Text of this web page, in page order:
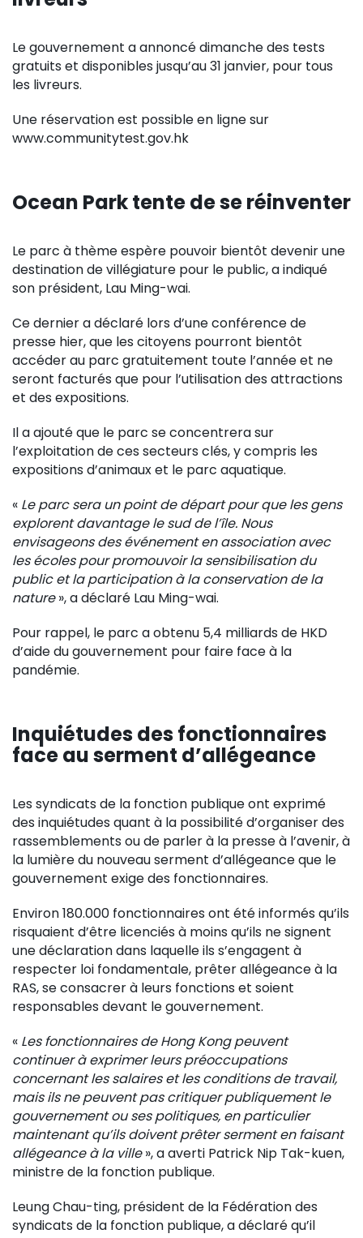
Le gouvernement a annoncé dimanche des tests
gratuits et disponibles jusqu’au 31 janvier, pour tous
les livreurs.
Une réservation est possible en ligne sur
www.communitytest.gov.hk
Ocean Park tente de se réinventer
Le parc à thème espère pouvoir bientôt devenir une
destination de villégiature pour le public, a indiqué
son président, Lau Ming-wai.
Ce dernier a déclaré lors d’une conférence de
presse hier, que les citoyens pourront bientôt
accéder au parc gratuitement toute l’année et ne
seront facturés que pour l’utilisation des attractions
et des expositions.
Il a ajouté que le parc se concentrera sur
l’exploitation de ces secteurs clés, y compris les
expositions d’animaux et le parc aquatique.
« Le parc sera un point de départ pour que les gens
explorent davantage le sud de l’île. Nous
envisageons des événement en association avec
les écoles pour promouvoir la sensibilisation du
public et la participation à la conservation de la
nature», a déclaré Lau Ming-wai.
Pour rappel, le parc a obtenu 5,4 milliards de HKD
d’aide du gouvernement pour faire face à la
pandémie.
Inquiétudes des fonctionnaires
face au serment d’allégeance
Les syndicats de la fonction publique ont exprimé
des inquiétudes quant à la possibilité d’organiser des
rassemblements ou de parler à la presse à l’avenir, à
la lumière du nouveau serment d’allégeance que le
gouvernement exige des fonctionnaires.
Environ 180.000 fonctionnaires ont été informés qu’ils
risquaient d’être licenciés à moins qu’ils ne signent
une déclaration dans laquelle ils s’engagent à
respecter loi fondamentale, prêter allégeance à la
RAS, se consacrer à leurs fonctions et soient
responsables devant le gouvernement.
« Les fonctionnaires de Hong Kong peuvent
continuer à exprimer leurs préoccupations
concernant les salaires et les conditions de travail,
mais ils ne peuvent pas critiquer publiquement le
gouvernement ou ses politiques, en particulier
maintenant qu’ils doivent prêter serment en faisant
allégeance à la ville», a averti Patrick Nip Tak-kuen,
ministre de la fonction publique.
Leung Chau-ting, président de la Fédération des
syndicats de la fonction publique, a déclaré qu’il